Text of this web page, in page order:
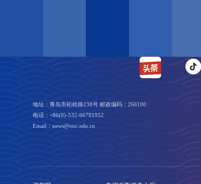
地址：青岛市松岭路238号 邮政编码：266100
电话：+86(0)-532-66781952
Email：news@ouc.edu.cn